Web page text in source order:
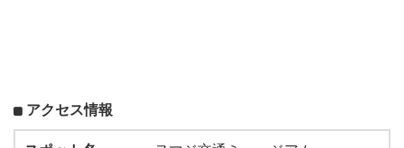
アクセス情報